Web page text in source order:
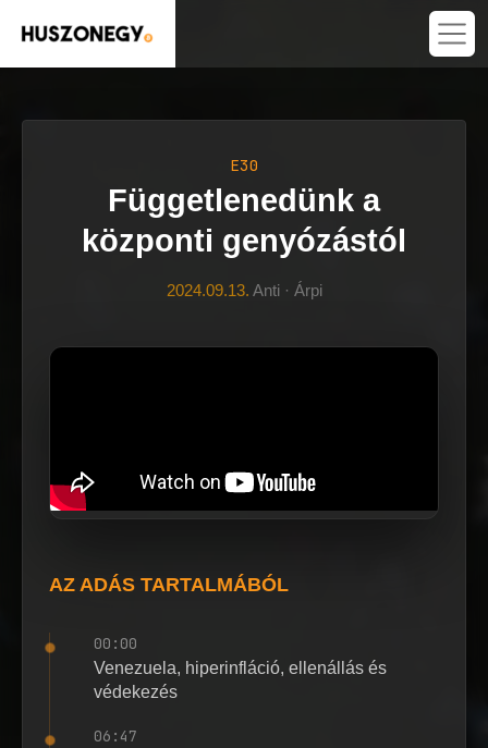
E30
Függetlenedünk a
központi genyózástól
2024.09.13. Anti · Árpi
AZ ADÁS TARTALMÁBÓL
00:00
Venezuela, hiperinfláció, ellenállás és
védekezés
06:47